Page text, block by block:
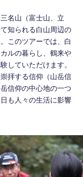
名山（富士山、立
知られる白山周辺の
このツアーでは、白
ルの暮らし、鶴来や
していただけます。
拝する信仰（山岳信
信仰の中心地の一つ
も人々の生活に影響